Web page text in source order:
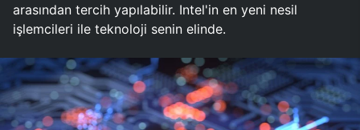
arasından tercih yapılabilir. Intel'in en yeni nesil
işlemcileri ile teknoloji senin elinde.